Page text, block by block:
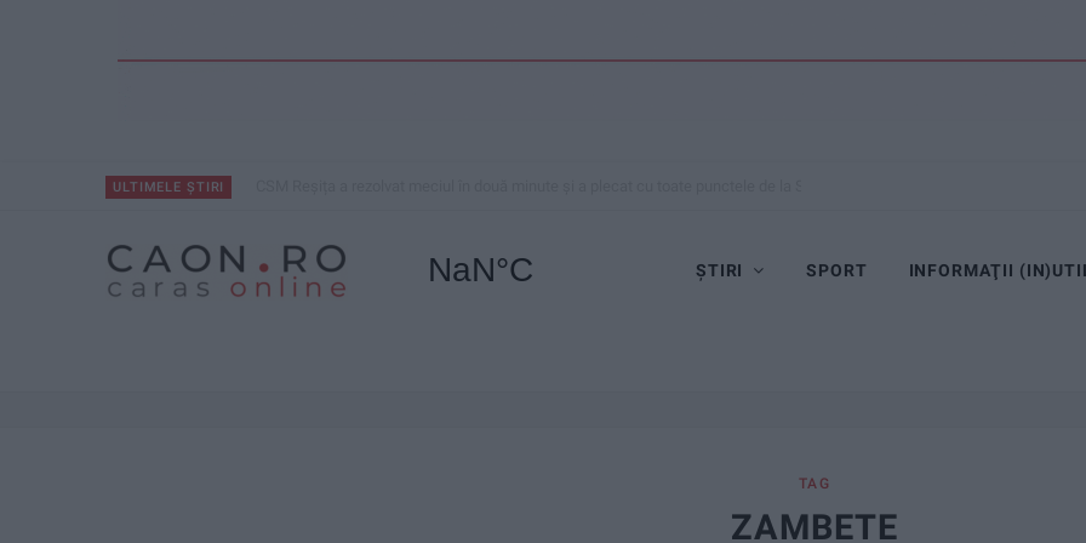
ULTIMELE ȘTIRI
ȘTIRI SPORT INFORMAŢII
TAG
ZAMBETE